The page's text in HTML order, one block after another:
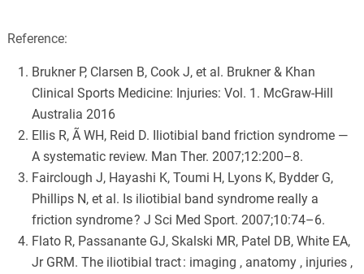
Reference:
Brukner P, Clarsen B, Cook J, et al. Brukner & Khan
Clinical Sports Medicine: Injuries: Vol. 1. McGraw-Hill
Australia 2016
Ellis R, Ã WH, Reid D. Iliotibial band friction syndrome —
A systematic review. Man Ther. 2007;12:200–8.
Fairclough J, Hayashi K, Toumi H, Lyons K, Bydder G,
Phillips N, et al. Is iliotibial band syndrome really a
friction syndrome ? J Sci Med Sport. 2007;10:74–6.
Flato R, Passanante GJ, Skalski MR, Patel DB, White EA,
Jr GRM. The iliotibial tract : imaging , anatomy , injuries ,